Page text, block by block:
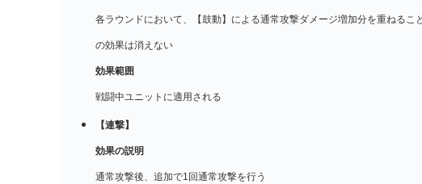
各ラウンドにおいて、【鼓動】による通常攻撃ダメージ増加分を重ねる
の効果は消えない
効果範囲
戦闘中ユニットに適用される
【連撃】
効果の説明
通常攻撃後、追加で1回通常攻撃を行う